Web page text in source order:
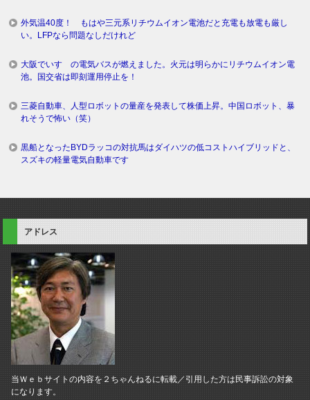
外気温40度！ もはや三元系リチウムイオン電池だと充電も放電も厳し
い。LFPなら問題なしだけれど
大阪でいすゞの電気バスが燃えました。火元は明らかにリチウムイオン電
池。国交省は即刻運用停止を！
三菱自動車、人型ロボットの量産を発表して株価上昇。中国ロボット、暴
れそうで怖い（笑）
黒船となったBYDラッコの対抗馬はダイハツの低コストハイブリッドと、
スズキの軽量電気自動車です
アドレス
当Ｗｅｂサイトの内容を２ちゃんねるに転載／引用した方は民事訴訟の対象
になります。